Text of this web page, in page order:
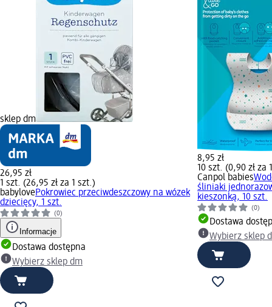
sklep dm
26,95 zł
1 szt. (26,95 zł za 1 szt.)
babylovePokrowiec przeciwdeszczowy na wózek
dziecięcy, 1 szt.
(0)
Informacje
Dostawa dostępna
Wybierz sklep dm
8,95 zł
10 szt. (0,90 zł za
Canpol babies
śliniaki
kieszonką, 10 szt.
(0)
Dostawa
Wybierz sklep